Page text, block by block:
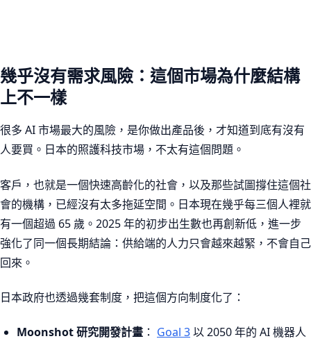
幾乎沒有需求風險：這個市場為什麼結構
上不一樣
很多 AI 市場最大的風險，是你做出產品後，才知道到底有沒有
人要買。日本的照護科技市場，不太有這個問題。
客戶，也就是一個快速高齡化的社會，以及那些試圖撐住這個社
會的機構，已經沒有太多拖延空間。日本現在幾乎每三個人裡就
有一個超過 65 歲。2025 年的初步出生數也再創新低，進一步
強化了同一個長期結論：供給端的人力只會越來越緊，不會自己
回來。
日本政府也透過幾套制度，把這個方向制度化了：
Moonshot 研究開發計畫 ： Goal 3以 2050 年的 AI 機器人